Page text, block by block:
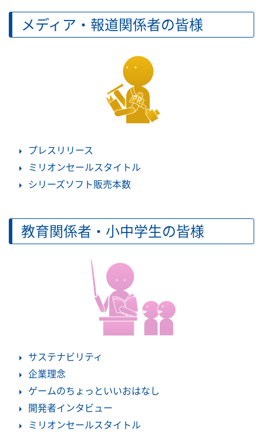
メディア・報道関係者の皆様
プレスリリース
ミリオンセールスタイトル
シリーズソフト販売本数
教育関係者・小中学生の皆様
サステナビリティ
企業理念
ゲームのちょっといいおはなし
開発者インタビュー
ミリオンセールスタイトル